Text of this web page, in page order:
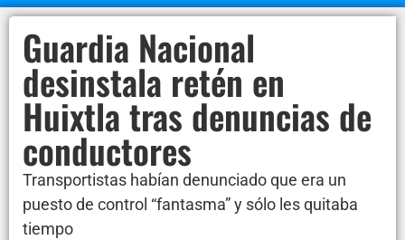
Guardia Nacional
desinstala retén en
Huixtla tras denuncias de
conductores
Transportistas habían denunciado que era un
puesto de control “fantasma” y sólo les quitaba
tiempo